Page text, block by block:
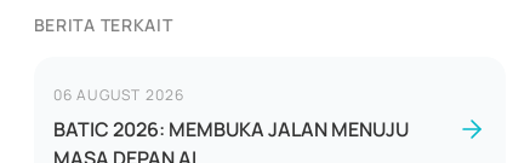
BERITA TERKAIT
06 AUGUST 2026
BATIC 2026: MEMBUKA JALAN MENUJU